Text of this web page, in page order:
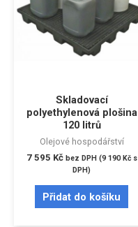
Skladovací
polyethylenová plošina
120 litrů
Olejové hospodářství
7 595 Kč bez DPH (9 190 Kčs
DPH)
Přidat do košíku